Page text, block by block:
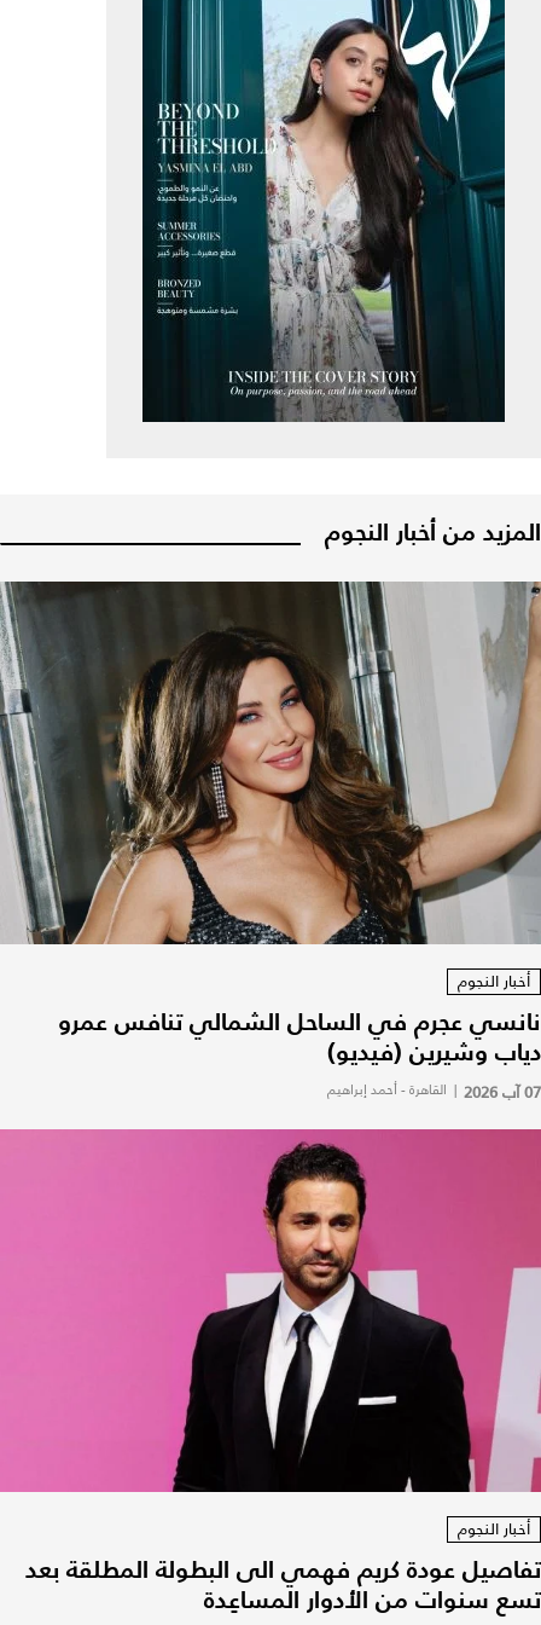
المزيد من أخبار النجوم
أخبار النجوم
نانسي عجرم في الساحل الشمالي تنافس عمرو
دياب وشيرين (فيديو)
07 آب 2026 | القاهرة - أحمد إبراهيم
أخبار النجوم
تفاصيل عودة كريم فهمي الى البطولة المطلقة بعد
تسع سنوات من الأدوار المساعِدة